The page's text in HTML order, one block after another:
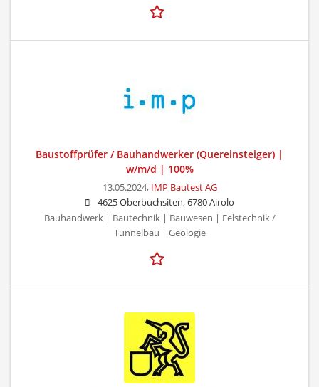
Baustoffprüfer / Bauhandwerker (Quereinsteiger) |
w/m/d | 100%
13.05.2024, IMP Bautest AG
4625 Oberbuchsiten, 6780 Airolo
Bauhandwerk | Bautechnik | Bauwesen | Felstechnik /
Tunnelbau | Geologie